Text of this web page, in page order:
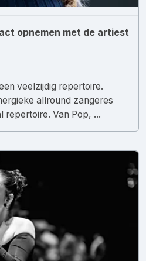
opnemen met de artiest
veelzijdig repertoire.
allround zangeres
repertoire. Van Pop, ...